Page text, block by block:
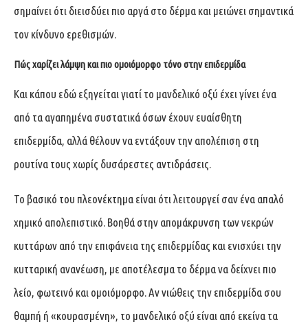
σημαίνει ότι διεισδύει πιο αργά στο δέρμα και μειώνει σημαντικά
τον κίνδυνο ερεθισμών.
Πώς χαρίζει λάμψη και πιο ομοιόμορφο τόνο στην επιδερμίδα
Και κάπου εδώ εξηγείται γιατί το μανδελικό οξύ έχει γίνει ένα
από τα αγαπημένα συστατικά όσων έχουν ευαίσθητη
επιδερμίδα, αλλά θέλουν να εντάξουν την απολέπιση στη
ρουτίνα τους χωρίς δυσάρεστες αντιδράσεις.
Το βασικό του πλεονέκτημα είναι ότι λειτουργεί σαν ένα απαλό
χημικό απολεπιστικό. Βοηθά στην απομάκρυνση των νεκρών
κυττάρων από την επιφάνεια της επιδερμίδας και ενισχύει την
κυτταρική ανανέωση, με αποτέλεσμα το δέρμα να δείχνει πιο
λείο, φωτεινό και ομοιόμορφο. Αν νιώθεις την επιδερμίδα σου
θαμπή ή «κουρασμένη», το μανδελικό οξύ είναι από εκείνα τα